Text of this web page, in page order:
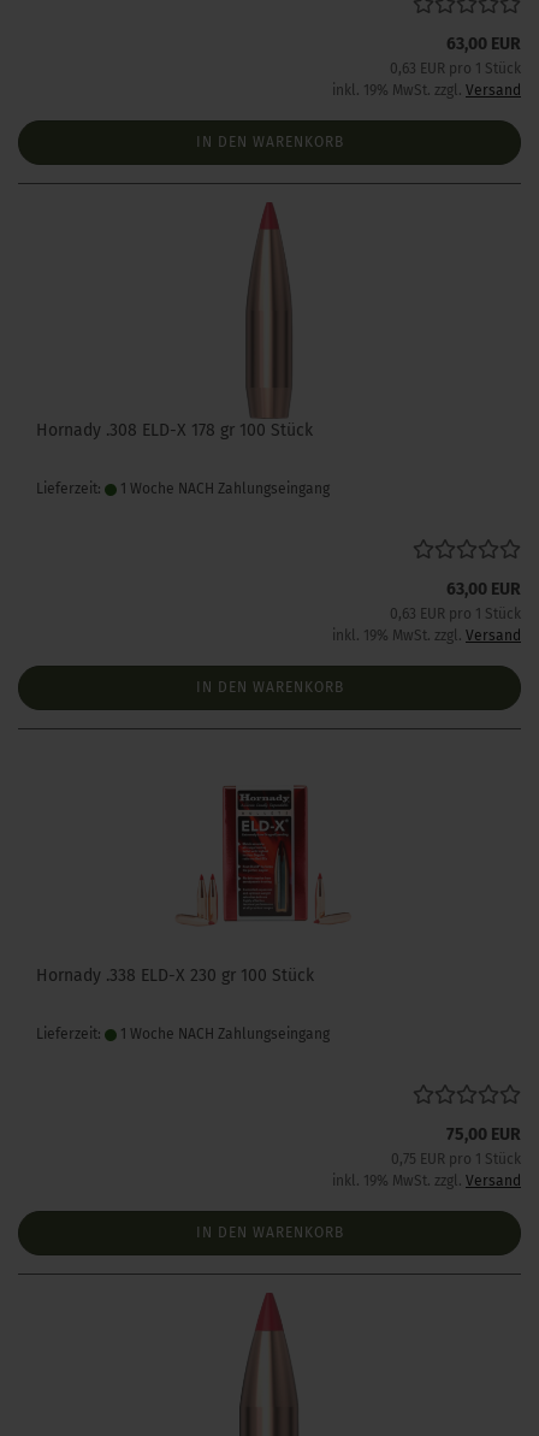
63,00 EUR
0,63 EUR pro 1 Stück
inkl. 19% MwSt. zzgl. Versand
IN DEN WARENKORB
Hornady .308 ELD-X 178 gr 100 Stück
Lieferzeit: 1 Woche NACH Zahlungseingang
63,00 EUR
0,63 EUR pro 1 Stück
inkl. 19% MwSt. zzgl. Versand
IN DEN WARENKORB
Hornady .338 ELD-X 230 gr 100 Stück
Lieferzeit: 1 Woche NACH Zahlungseingang
75,00 EUR
0,75 EUR pro 1 Stück
inkl. 19% MwSt. zzgl. Versand
IN DEN WARENKORB